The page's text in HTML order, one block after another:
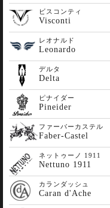
ビスコンティ
Visconti
レオナルド
Leonardo
デルタ
Delta
ピナイダー
Pineider
ファーバーカステル
Faber-Castel
ネットゥーノ 1911
Nettuno 1911
カランダッシュ
Caran d'Ache